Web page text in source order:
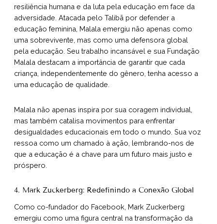
resiliência humana e da luta pela educação em face da
adversidade. Atacada pelo Talibã por defender a
educação feminina, Malala emergiu não apenas como
uma sobrevivente, mas como uma defensora global
pela educação. Seu trabalho incansável e sua Fundação
Malala destacam a importância de garantir que cada
criança, independentemente do gênero, tenha acesso a
uma educação de qualidade.
Malala não apenas inspira por sua coragem individual,
mas também catalisa movimentos para enfrentar
desigualdades educacionais em todo o mundo. Sua voz
ressoa como um chamado à ação, lembrando-nos de
que a educação é a chave para um futuro mais justo e
próspero.
4. Mark Zuckerberg: Redefinindo a Conexão Global
Como co-fundador do Facebook, Mark Zuckerberg
emergiu como uma figura central na transformação da